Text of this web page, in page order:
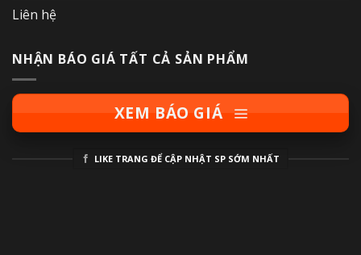
Liên hệ
NHẬN BÁO GIÁ TẤT CẢ SẢN PHẨM
XEM BÁO GIÁ
LIKE TRANG ĐỂ CẬP NHẬT SP SỚM NHẤT